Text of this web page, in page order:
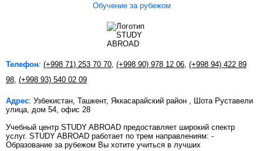
Обучение за рубежом
Телефон: (+998 71) 253 70 70 (+998 90) 978 12 06 (+998 94) 422 89
98 (+998 93) 540 02 09
Адрес: Узбекистан, Ташкент, Яккасарайский район , Шота Руставели
улица, дом 54, офис 28
Учебный центр STUDY ABROAD предоставляет широкий спектр
услуг. STUDY ABROAD работает по трем направлениям: -
Образование за рубежом Вы хотите учиться в лучших